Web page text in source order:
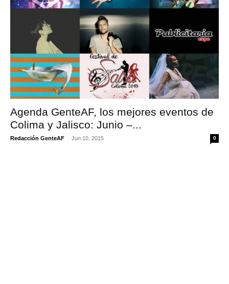
Agenda GenteAF, los mejores eventos de
Colima y Jalisco: Junio –...
Redacción GenteAF - Jun 10, 2015 0